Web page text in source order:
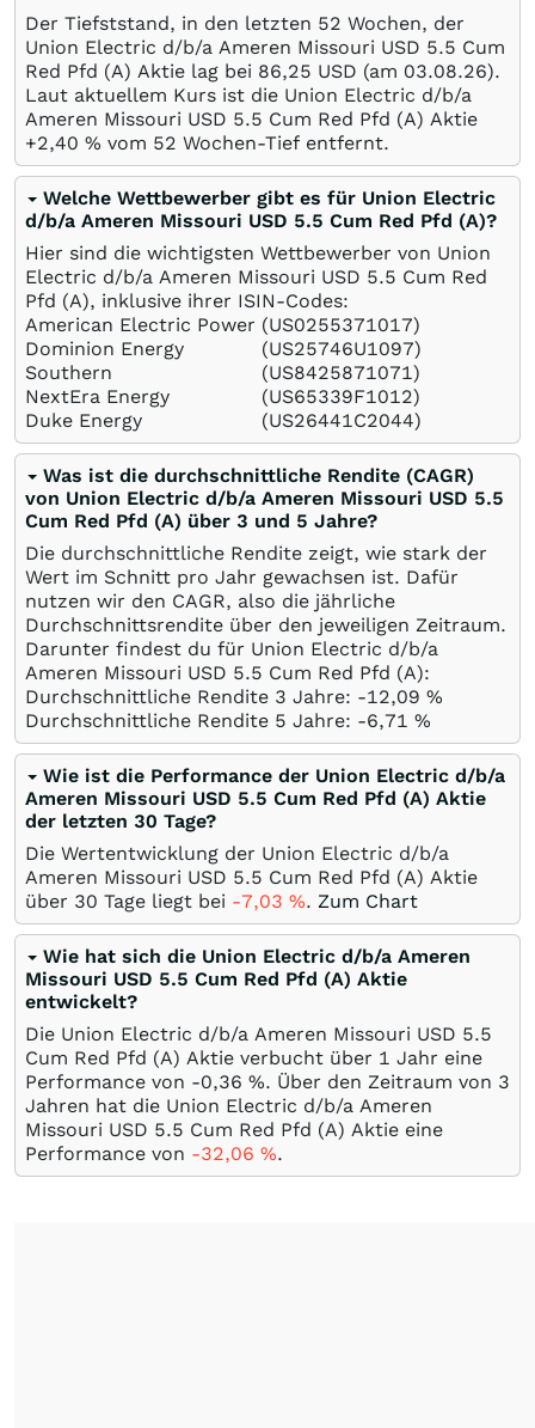
Der Tiefststand, in den letzten 52 Wochen, der
Union Electric d/b/a Ameren Missouri USD 5.5 Cum
Red Pfd (A) Aktie lag bei 86,25 USD (am 03.08.26).
Laut aktuellem Kurs ist die Union Electric d/b/a
Ameren Missouri USD 5.5 Cum Red Pfd (A) Aktie
+2,40 % vom 52 Wochen-Tief entfernt.
Welche Wettbewerber gibt es für Union Electric
d/b/a Ameren Missouri USD 5.5 Cum Red Pfd (A)?
Hier sind die wichtigsten Wettbewerber von Union
Electric d/b/a Ameren Missouri USD 5.5 Cum Red
Pfd (A), inklusive ihrer ISIN-Codes:
American Electric Power (US0255371017)
Dominion Energy
(US25746U1097)
Southern
(US8425871071)
NextEra Energy
(US65339F1012)
Duke Energy
(US26441C2044)
Was ist die durchschnittliche Rendite (CAGR)
von Union Electric d/b/a Ameren Missouri USD 5.5
Cum Red Pfd (A) über 3 und 5 Jahre?
Die durchschnittliche Rendite zeigt, wie stark der
Wert im Schnitt pro Jahr gewachsen ist. Dafür
nutzen wir den CAGR, also die jährliche
Durchschnittsrendite über den jeweiligen Zeitraum.
Darunter findest du für Union Electric d/b/a
Ameren Missouri USD 5.5 Cum Red Pfd (A):
Durchschnittliche Rendite 3 Jahre: -12,09 %
Durchschnittliche Rendite 5 Jahre: -6,71 %
Wie ist die Performance der Union Electric d/b/a
Ameren Missouri USD 5.5 Cum Red Pfd (A) Aktie
der letzten 30 Tage?
Die Wertentwicklung der Union Electric d/b/a
Ameren Missouri USD 5.5 Cum Red Pfd (A) Aktie
über 30 Tage liegt bei -7,03 %. Zum Chart
Wie hat sich die Union Electric d/b/a Ameren
Missouri USD 5.5 Cum Red Pfd (A) Aktie
entwickelt?
Die Union Electric d/b/a Ameren Missouri USD 5.5
Cum Red Pfd (A) Aktie verbucht über 1 Jahr eine
Performance von -0,36 %. Über den Zeitraum von 3
Jahren hat die Union Electric d/b/a Ameren
Missouri USD 5.5 Cum Red Pfd (A) Aktie eine
Performance von -32,06 %.